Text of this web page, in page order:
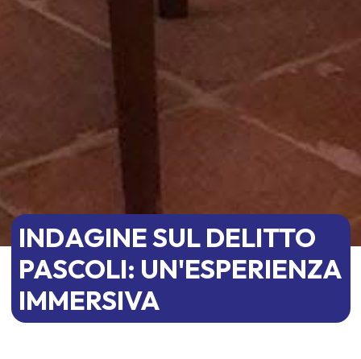
INDAGINE SUL DELITTO
PASCOLI: UN'ESPERIENZA
IMMERSIVA